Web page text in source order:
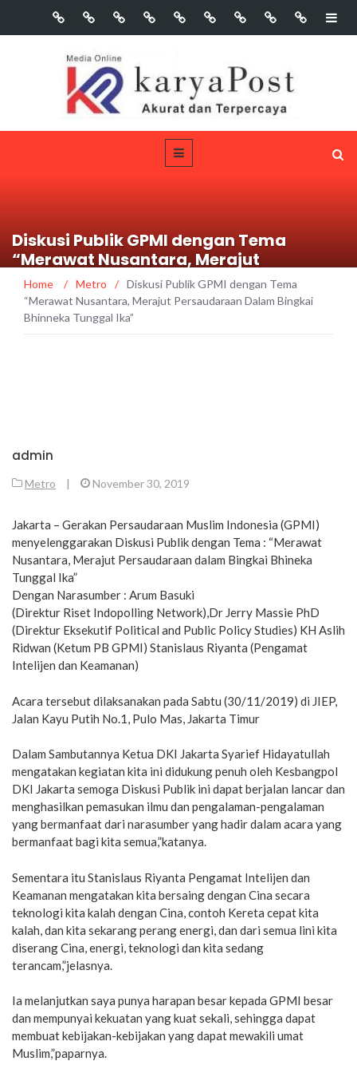
Diskusi Publik GPMI dengan Tema
“Merawat Nusantara, Merajut
Persaudaraan Dalam Bingkai Bhinneka
Tunggal Ika”
Home / Metro / Diskusi Publik GPMI dengan Tema
“Merawat Nusantara, Merajut Persaudaraan Dalam Bingkai
Bhinneka Tunggal Ika”
admin
Metro | November 30, 2019
Jakarta – Gerakan Persaudaraan Muslim Indonesia (GPMI)
menyelenggarakan Diskusi Publik dengan Tema : “Merawat
Nusantara, Merajut Persaudaraan dalam Bingkai Bhineka
Tunggal Ika”
Dengan Narasumber : Arum Basuki
(Direktur Riset Indopolling Network),Dr Jerry Massie PhD
(Direktur Eksekutif Political and Public Policy Studies) KH Aslih
Ridwan (Ketum PB GPMI) Stanislaus Riyanta (Pengamat
Intelijen dan Keamanan)
Acara tersebut dilaksanakan pada Sabtu (30/11/2019) di JIEP,
Jalan Kayu Putih No.1, Pulo Mas, Jakarta Timur
Dalam Sambutannya Ketua DKI Jakarta Syarief Hidayatullah
mengatakan kegiatan kita ini didukung penuh oleh Kesbangpol
DKI Jakarta semoga Diskusi Publik ini dapat berjalan lancar dan
menghasilkan pemasukan ilmu dan pengalaman-pengalaman
yang bermanfaat dari narasumber yang hadir dalam acara yang
bermanfaat bagi kita semua,”katanya.
Sementara itu Stanislaus Riyanta Pengamat Intelijen dan
Keamanan mengatakan kita bersaing dengan Cina secara
teknologi kita kalah dengan Cina, contoh Kereta cepat kita
kalah, dan kita sekarang perang energi, dan dari semua lini kita
diserang Cina, energi, teknologi dan kita sedang
terancam,”jelasnya.
Ia melanjutkan saya punya harapan besar kepada GPMI besar
dan mempunyai kekuatan yang kuat sekali, sehingga dapat
membuat kebijakan-kebijakan yang dapat mewakili umat
Muslim,”paparnya.